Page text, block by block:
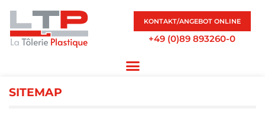
KONTAKT/ANGEBOT ONLINE
+49 (0)89 893260-0
SITEMAP